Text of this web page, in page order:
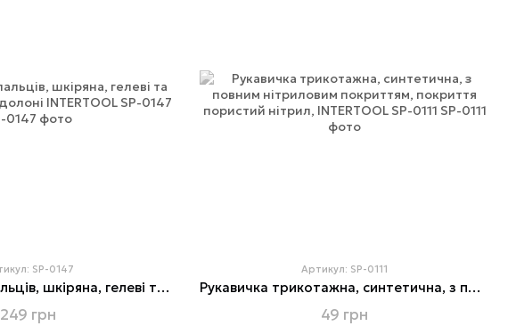
SP-0147
Рукавичка без пальців, шкіряна, гелеві та гумові вставки на долоні INTERTOOL SP-0147
249 грн
Артикул: SP-0111
Рукавичка трикотажна, синтетична, з повним нітриловим покриттям, покриття пористий нітрил, INTERTOOL SP-0111
49 грн